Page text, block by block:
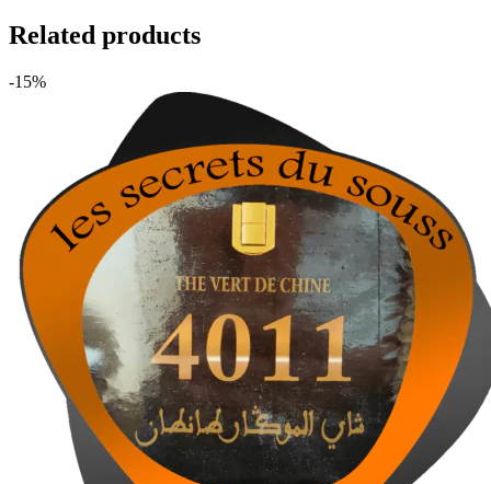
Related products
-15%